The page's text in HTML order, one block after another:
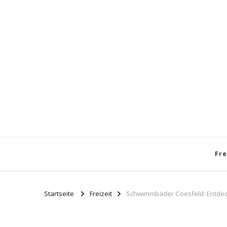
Startseite Freizeit Schwimmbäder Coesfeld: